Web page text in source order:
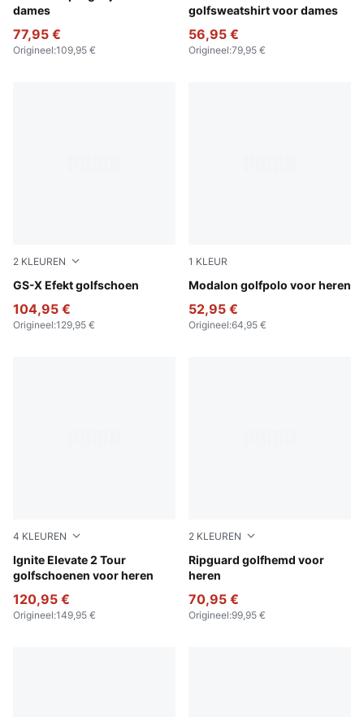
dames
77,95 €
Origineel:109,95 €
golfsweatshirt voor dames
56,95 €
Origineel:79,95 €
2 KLEUREN
GS-X Efekt golfschoen
Warm White-Ice Coffee-PUMA White
104,95 €
Origineel:129,95 €
1 KLEUR
Modalon golfpolo voor heren
Warm White-Ice Coffee
52,95 €
Origineel:64,95 €
4 KLEUREN
Ignite Elevate 2 Tour
golfschoenen voor heren
PUMA White-Deep Navy-PUMA Silver
120,95 €
Origineel:149,95 €
2 KLEUREN
Ripguard golfhemd voor
heren
Deep Navy
70,95 €
Origineel:99,95 €